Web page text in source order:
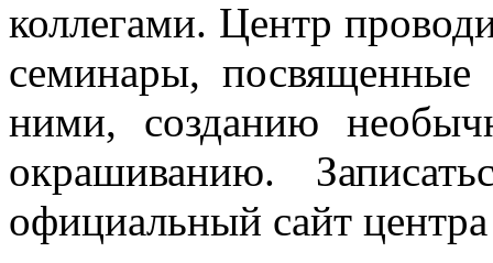
коллегами. Центр
семинары,
ними, созданию
окрашиванию.
официальный сайт